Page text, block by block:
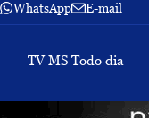
WhatsApp E-mail
TV MS Todo dia